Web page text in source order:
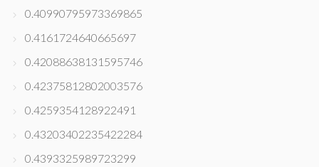
0.40990795973369865
0.4161724640665697
0.42088638131595746
0.42375812802003576
0.4259354128922491
0.43203402235422284
0.4393325989723299